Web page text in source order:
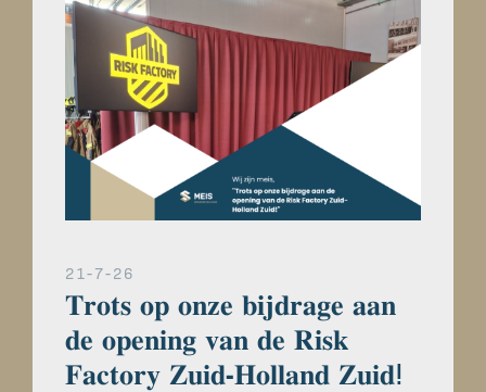
21-7-26
𝐓𝐫𝐨𝐭𝐬 𝐨𝐩 𝐨𝐧𝐳𝐞 𝐛𝐢𝐣𝐝𝐫𝐚𝐠𝐞 𝐚𝐚𝐧
𝐝𝐞 𝐨𝐩𝐞𝐧𝐢𝐧𝐠 𝐯𝐚𝐧 𝐝𝐞 𝐑𝐢𝐬𝐤
𝐅𝐚𝐜𝐭𝐨𝐫𝐲 𝐙𝐮𝐢𝐝-𝐇𝐨𝐥𝐥𝐚𝐧𝐝 𝐙𝐮𝐢𝐝ⵑ